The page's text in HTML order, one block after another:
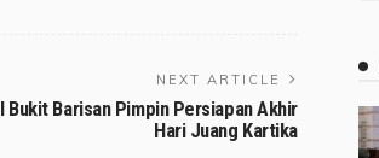
NEXT ARTICLE
Bukit Barisan Pimpin Persiapan Akhir
Hari Juang Kartika